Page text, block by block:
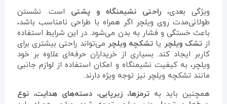
ویژگی بعدی، راحتی نشیمنگاه و پشتی است. نشستن
طولانی‌مدت روی ویلچر اگر همراه با طراحی نامناسب باشد،
باعث خستگی و فشار به بدن می‌شود. در این شرایط استفاده
ازتشک ویلچر یا تشکچه ویلچر می‌تواند راحتی بیشتری برای
کاربر ایجاد کند. بسیاری از خریداران حرفه‌ای علاوه بر خود
ویلچر، به کیفیت نشیمنگاه و امکان استفاده از لوازم جانبی
مانند تشکچه ویلچر نیز توجه ویژه دارند.
همچنین باید به ترمزها، زیرپایی، دسته‌های هدایت، نوع